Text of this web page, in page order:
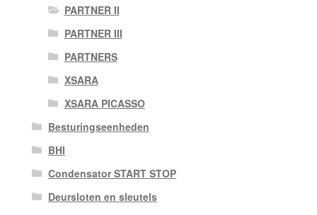
PARTNER II
PARTNER III
PARTNERS
XSARA
XSARA PICASSO
Besturingseenheden
BHI
Condensator START STOP
Deursloten en sleutels